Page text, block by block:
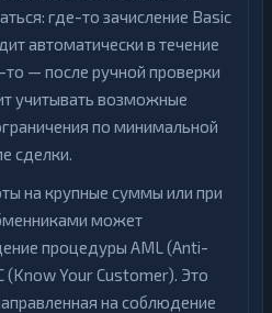
где-то зачисление Basic
автоматически в течение
то — после ручной проверки
учитывать возможные
по минимальной
сделки.
на крупные суммы или при
может
процедуры AML (Anti-
(Know Your Customer). Это
на соблюдение